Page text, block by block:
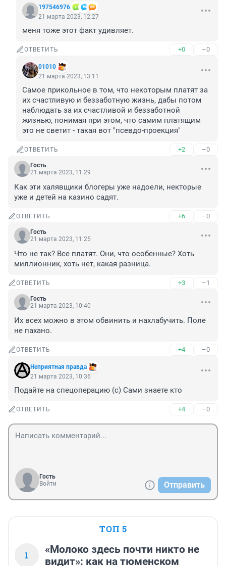
197546976
21 марта 2023, 12:27
меня тоже этот факт удивляет.
ОТВЕТИТЬ +0 –0
01010
21 марта 2023, 13:11
Самое прикольное в том, что некоторым платят за
их счастливую и беззаботную жизнь, дабы потом
наблюдать за их счастливой и беззаботной
жизнью, понимая при этом, что самим платящим
это не светит - такая вот "псевдо-проекция"
ОТВЕТИТЬ +2 –0
Гость
21 марта 2023, 11:29
Как эти халявщики блогеры уже надоели, некторые
уже и детей на казино садят.
ОТВЕТИТЬ +6 –0
Гость
21 марта 2023, 11:25
Что не так? Все платят. Они, что особенные? Хоть
миллионник, хоть нет, какая разница.
ОТВЕТИТЬ +3 –1
Гость
21 марта 2023, 10:40
Их всех можно в этом обвинить и нахлабучить. Поле
не пахано.
ОТВЕТИТЬ +4 –0
Неприятная правда
21 марта 2023, 10:36
Подайте на спецоперацию (с) Сами знаете кто
ОТВЕТИТЬ +4 –0
Гость
Войти
Отправить
ТОП 5
1
«Молоко здесь почти никто не
видит»: как на тюменском